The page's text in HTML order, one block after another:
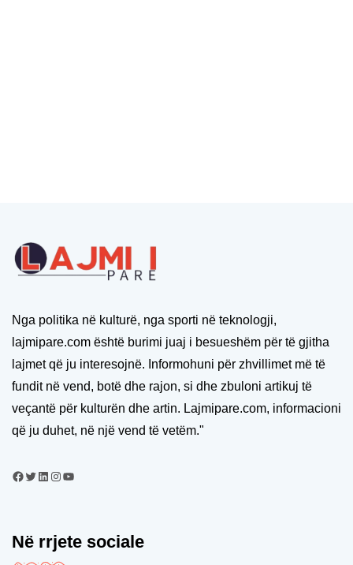
Nga politika në kulturë, nga sporti në teknologji,
lajmipare.com është burimi juaj i besueshëm për të gjitha
lajmet që ju interesojnë. Informohuni për zhvillimet më të
fundit në vend, botë dhe rajon, si dhe zbuloni artikuj të
veçantë për kulturën dhe artin. Lajmipare.com, informacioni
që ju duhet, në një vend të vetëm."
Në rrjete sociale